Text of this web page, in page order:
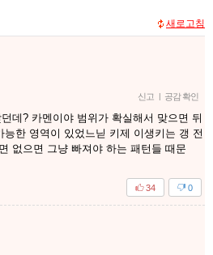
새로고침
신고 | 공감 확인
데? 카멘이야 범위가 확실해서 맞으면 뒤
한 영역이 있었느닏 키제 이생키는 갱 전
없으면 그냥 빠져야 하는 패턴들 때문
0
34